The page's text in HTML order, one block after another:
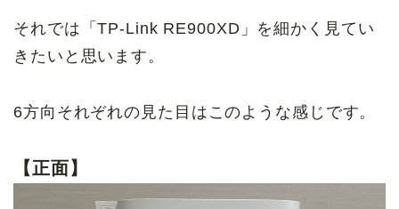
それでは「TP-Link RE900XD」を細かく見てい
きたいと思います。
6方向それぞれの見た目はこのような感じです。
【正面】